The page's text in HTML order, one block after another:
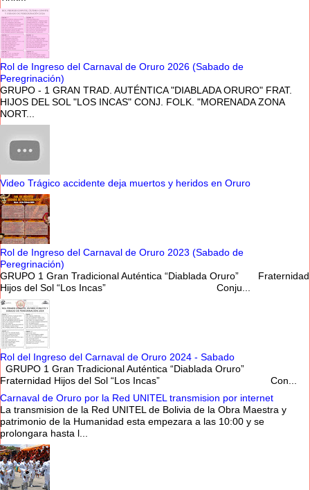
Rol de Ingreso del Carnaval de Oruro 2026 (Sabado de
Peregrinación)
GRUPO - 1 GRAN TRAD. AUTÉNTICA "DIABLADA ORURO" FRAT.
HIJOS DEL SOL "LOS INCAS" CONJ. FOLK. "MORENADA ZONA
NORT...
Video Trágico accidente deja muertos y heridos en Oruro
Rol de Ingreso del Carnaval de Oruro 2023 (Sabado de
Peregrinación)
GRUPO 1 Gran Tradicional Auténtica “Diablada Oruro” Fraternidad
Hijos del Sol “Los Incas” Conju...
Rol del Ingreso del Carnaval de Oruro 2024 - Sabado
GRUPO 1 Gran Tradicional Auténtica “Diablada Oruro”
Fraternidad Hijos del Sol “Los Incas” Con...
Carnaval de Oruro por la Red UNITEL transmision por internet
La transmision de la Red UNITEL de Bolivia de la Obra Maestra y
patrimonio de la Humanidad esta empezara a las 10:00 y se
prolongara hasta l...